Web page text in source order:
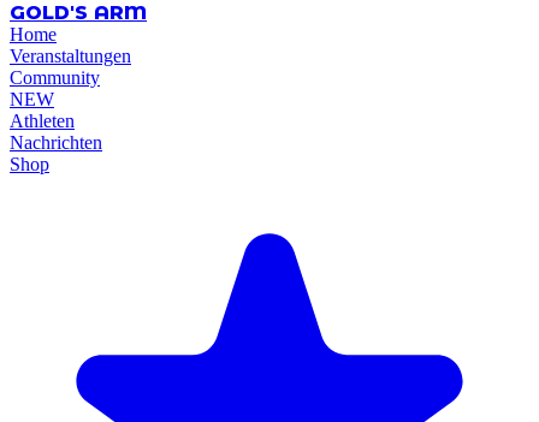
GOLD'S ARM
Home
Veranstaltungen
Community
NEW
Athleten
Nachrichten
Shop